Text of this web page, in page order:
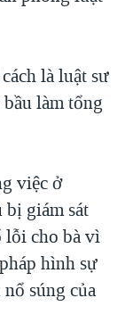
là luật sư
làm tổng
việc ở
giám sát
lỗi cho bà vì
hình sự
súng của